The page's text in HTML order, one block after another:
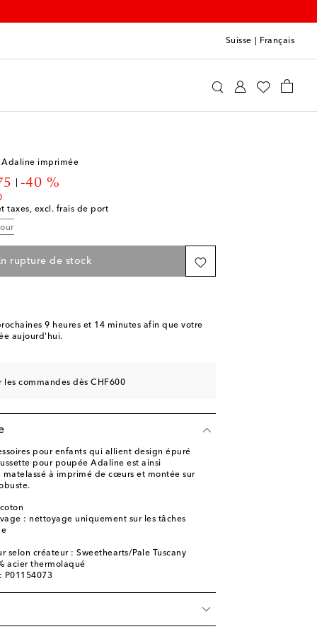
Suisse Français
Adaline imprimée
price
-40 %
taxes, excl. frais de port
rupture de stock
9 heures et 14 minutes afin que votre
aujourd'hui.
les commandes dès CHF600
pour enfants qui allient design épuré
pour poupée Adaline est ainsi
matelassé à imprimé de cœurs et montée sur
: nettoyage uniquement sur les tâches
selon créateur : Sweethearts/Pale Tuscany
acier thermolaqué
P01154073